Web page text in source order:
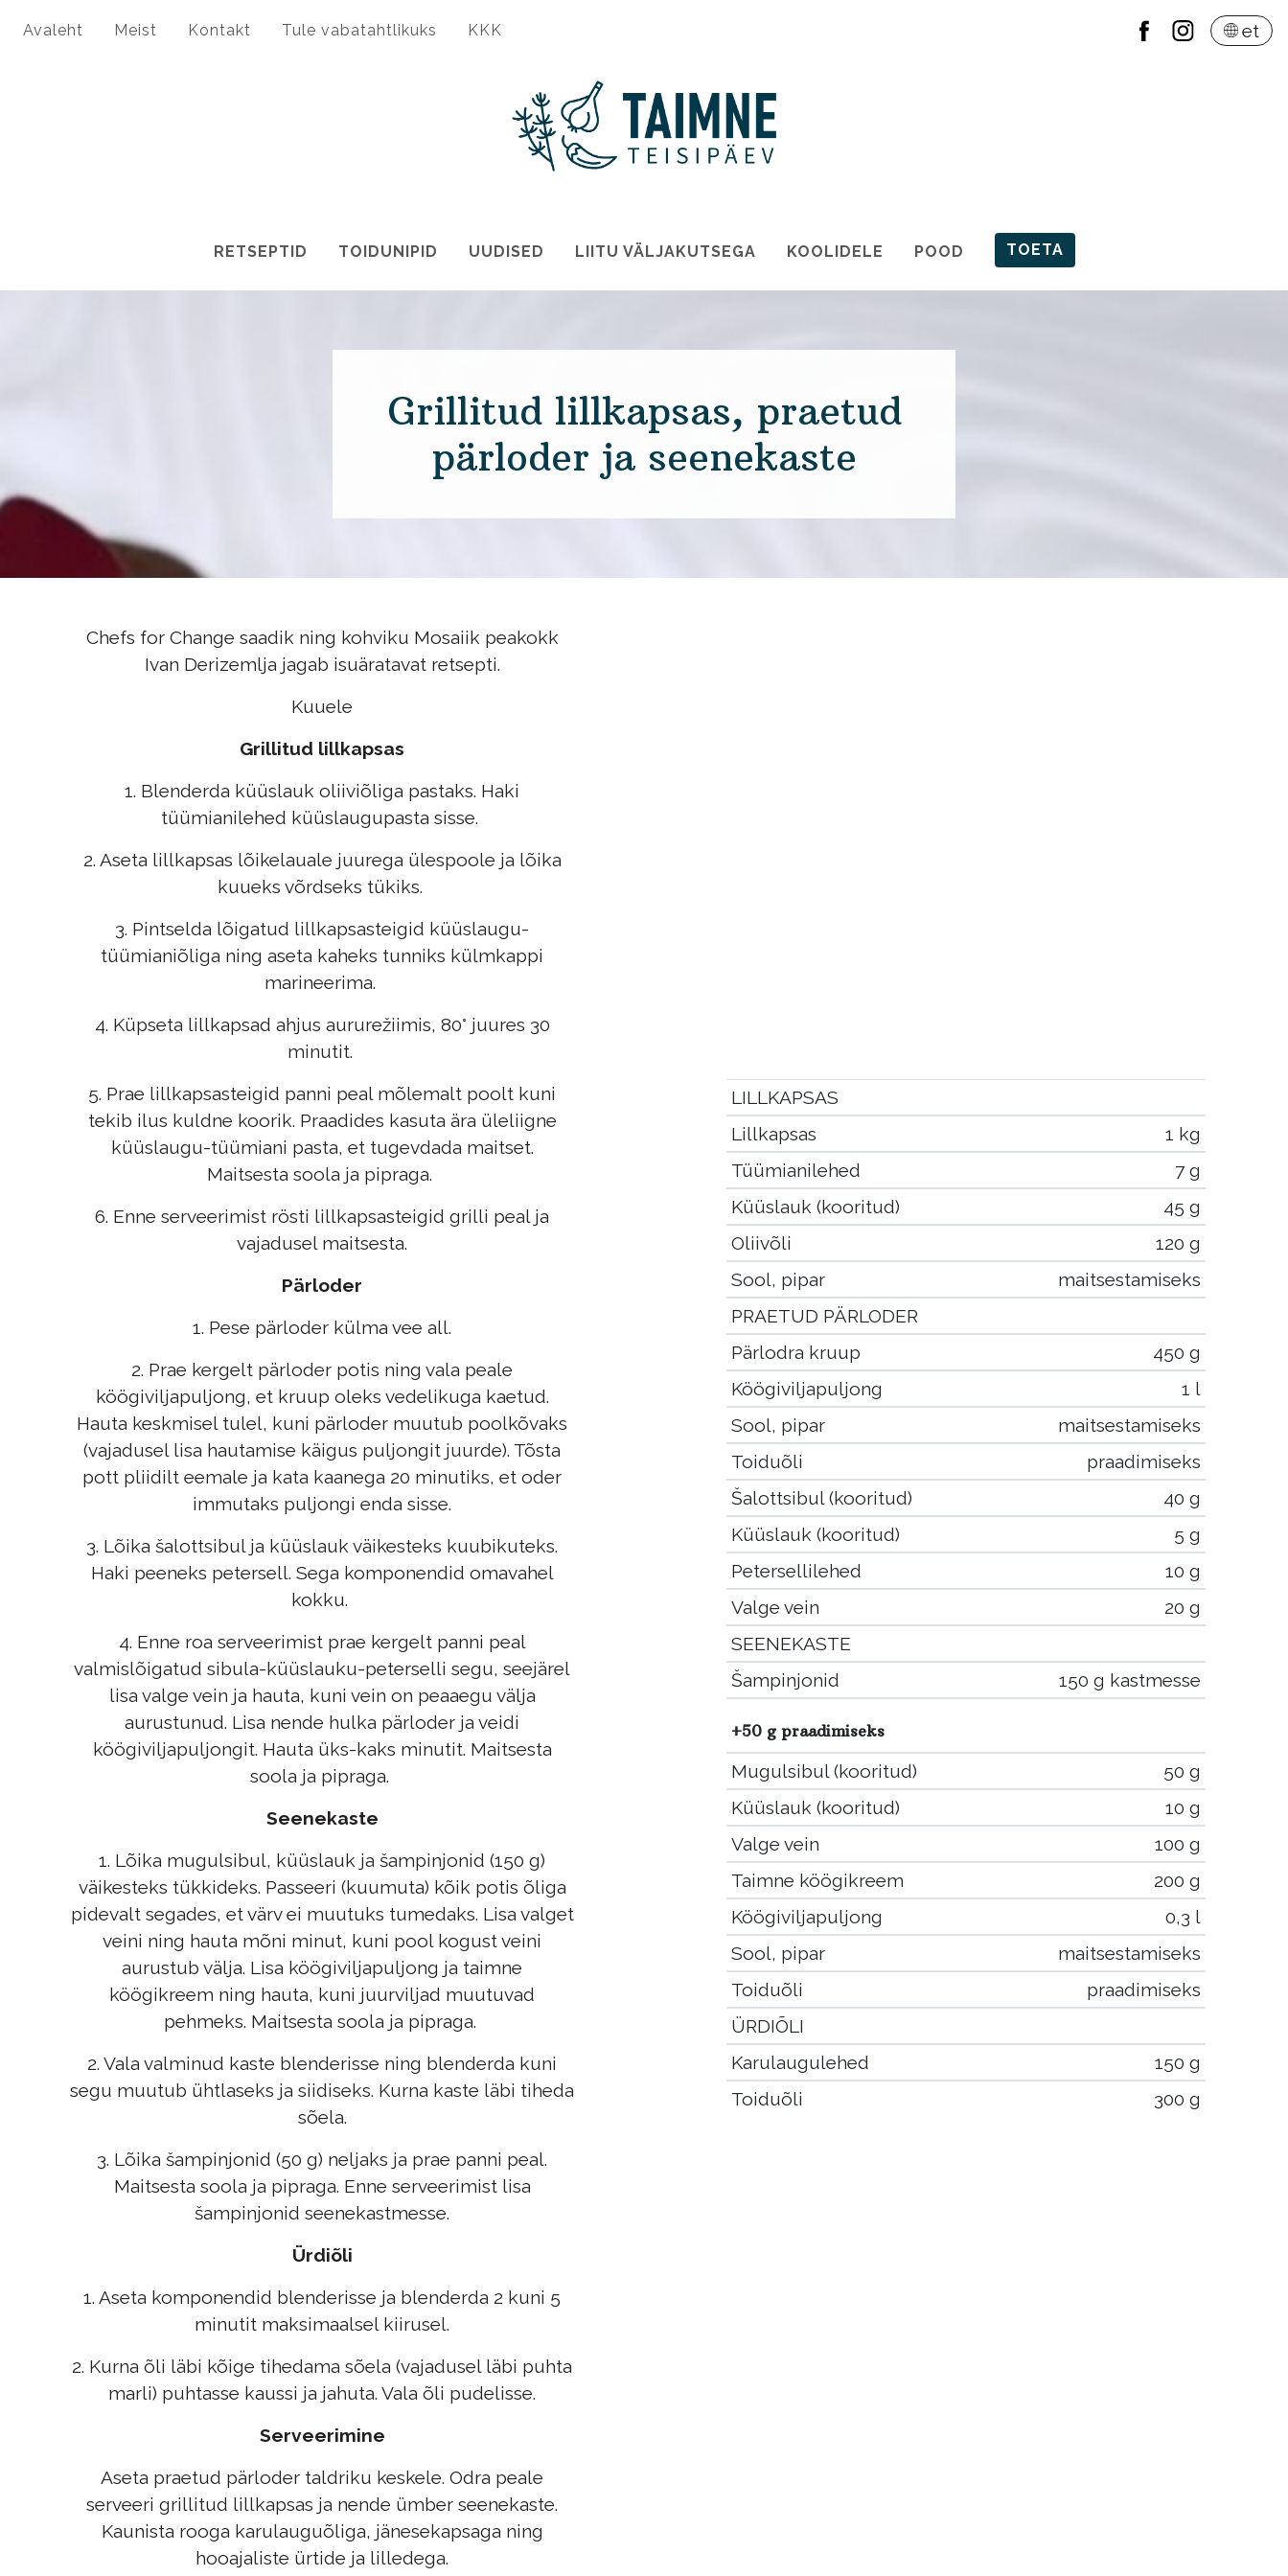
Avaleht Meist Kontakt Tule vabatahtlikuks KKK et
RETSEPTID TOIDUNIPID UUDISED LIITU VÄLJAKUTSEGA KOOLIDELE POOD TOETA
Grillitud lillkapsas, praetud
pärloder ja seenekaste
Chefs for Change saadik ning kohviku Mosaiik peakokk
Ivan Derizemlja jagab isuäratavat retsepti.
Kuuele
Grillitud lillkapsas
1. Blenderda küüslauk oliiviõliga pastaks. Haki
tüümianilehed küüslaugupasta sisse.
2. Aseta lillkapsas lõikelauale juurega ülespoole ja lõika
kuueks võrdseks tükiks.
3. Pintselda lõigatud lillkapsasteigid küüslaugu-
tüümianiõliga ning aseta kaheks tunniks külmkappi
marineerima.
4. Küpseta lillkapsad ahjus aururežiimis, 80° juures 30
minutit.
5. Prae lillkapsasteigid panni peal mõlemalt poolt kuni
tekib ilus kuldne koorik. Praadides kasuta ära üleliigne
küüslaugu-tüümiani pasta, et tugevdada maitset.
Maitsesta soola ja pipraga.
6. Enne serveerimist rösti lillkapsasteigid grilli peal ja
vajadusel maitsesta.
Pärloder
1. Pese pärloder külma vee all.
2. Prae kergelt pärloder potis ning vala peale
köögiviljapuljong, et kruup oleks vedelikuga kaetud.
Hauta keskmisel tulel, kuni pärloder muutub poolkõvaks
(vajadusel lisa hautamise käigus puljongit juurde). Tõsta
pott pliidilt eemale ja kata kaanega 20 minutiks, et oder
immutaks puljongi enda sisse.
3. Lõika šalottsibul ja küüslauk väikesteks kuubikuteks.
Haki peeneks petersell. Sega komponendid omavahel
kokku.
4. Enne roa serveerimist prae kergelt panni peal
valmislõigatud sibula-küüslauku-peterselli segu, seejärel
lisa valge vein ja hauta, kuni vein on peaaegu välja
aurustunud. Lisa nende hulka pärloder ja veidi
köögiviljapuljongit. Hauta üks-kaks minutit. Maitsesta
soola ja pipraga.
Seenekaste
1. Lõika mugulsibul, küüslauk ja šampinjonid (150 g)
väikesteks tükkideks. Passeeri (kuumuta) kõik potis õliga
pidevalt segades, et värv ei muutuks tumedaks. Lisa valget
veini ning hauta mõni minut, kuni pool kogust veini
aurustub välja. Lisa köögiviljapuljong ja taimne
köögikreem ning hauta, kuni juurviljad muutuvad
pehmeks. Maitsesta soola ja pipraga.
2. Vala valminud kaste blenderisse ning blenderda kuni
segu muutub ühtlaseks ja siidiseks. Kurna kaste läbi tiheda
sõela.
3. Lõika šampinjonid (50 g) neljaks ja prae panni peal.
Maitsesta soola ja pipraga. Enne serveerimist lisa
šampinjonid seenekastmesse.
Ürdiõli
1. Aseta komponendid blenderisse ja blenderda 2 kuni 5
minutit maksimaalsel kiirusel.
2. Kurna õli läbi kõige tihedama sõela (vajadusel läbi puhta
marli) puhtasse kaussi ja jahuta. Vala õli pudelisse.
Serveerimine
Aseta praetud pärloder taldriku keskele. Odra peale
serveeri grillitud lillkapsas ja nende ümber seenekaste.
Kaunista rooga karulauguõliga, jänesekapsaga ning
hooajaliste ürtide ja lilledega.
LILLKAPSAS
Lillkapsas
1 kg
Tüümianilehed
7 g
Küüslauk (kooritud)
45 g
Oliivõli
120 g
Sool, pipar
maitsestamiseks
PRAETUD PÄRLODER
Pärlodra kruup
450 g
Köögiviljapuljong
1 l
Sool, pipar
maitsestamiseks
Toiduõli
praadimiseks
Šalottsibul (kooritud)
40 g
Küüslauk (kooritud)
5 g
Petersellilehed
10 g
Valge vein
20 g
SEENEKASTE
Šampinjonid
150 g kastmesse
+50 g praadimiseks
Mugulsibul (kooritud)
50 g
Küüslauk (kooritud)
10 g
Valge vein
100 g
Taimne köögikreem
200 g
Köögiviljapuljong
0,3 l
Sool, pipar
maitsestamiseks
Toiduõli
praadimiseks
ÜRDIÕLI
Karulaugulehed
150 g
Toiduõli
300 g